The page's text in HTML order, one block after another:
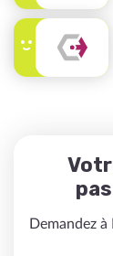
Demandez